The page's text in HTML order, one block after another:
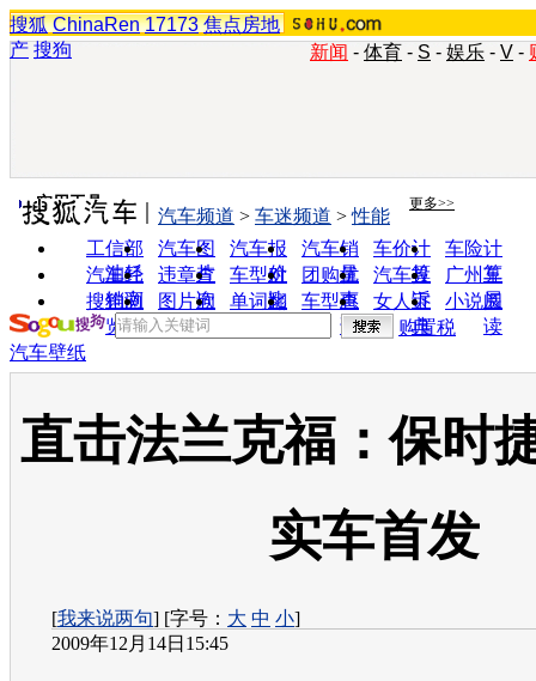
搜狐 ChinaRen 17173 焦点房地
产 搜狗 新闻 - 体育 - S - 娱乐 - V -
实用工具 更多>>
工信部
油耗
汽车图
片
汽车报
价
汽车销
量
车价计
算
车险计
算
汽车经
销商
违章查
询
车型对
比
团购优
惠
汽车投
诉
广州车
展
搜狗浏
览器
图片欣
赏
单词翻
车型查
询
女人宝
典
小说阅
读
汽车频道 > 车迷频道 >性能
购置税
汽车壁纸
直击法兰克福：保时
实车首发
[我来说两句] [字号： 大 中 小]
2009年12月14日15:45